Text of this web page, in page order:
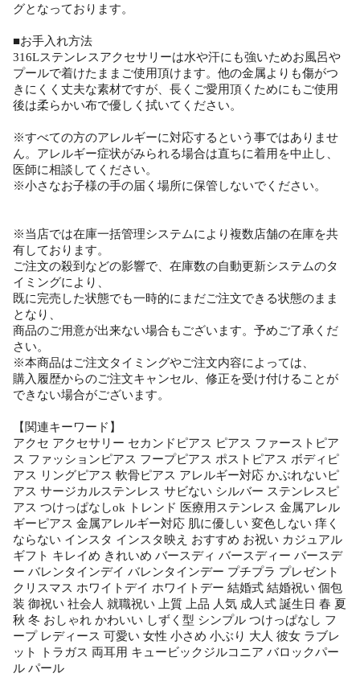
グとなっております。
■お手入れ方法
316Lステンレスアクセサリーは水や汗にも強いためお風呂や
プールで着けたままご使用頂けます。他の金属よりも傷がつ
きにくく丈夫な素材ですが、長くご愛用頂くためにもご使用
後は柔らかい布で優しく拭いてください。
※すべての方のアレルギーに対応するという事ではありませ
ん。アレルギー症状がみられる場合は直ちに着用を中止し、
医師に相談してください。
※小さなお子様の手の届く場所に保管しないでください。
※当店では在庫一括管理システムにより複数店舗の在庫を共
有しております。
ご注文の殺到などの影響で、在庫数の自動更新システムのタ
イミングにより、
既に完売した状態でも一時的にまだご注文できる状態のまま
となり、
商品のご用意が出来ない場合もございます。予めご了承くだ
さい。
※本商品はご注文タイミングやご注文内容によっては、
購入履歴からのご注文キャンセル、修正を受け付けることが
できない場合がございます。
【関連キーワード】
アクセ アクセサリー セカンドピアス ピアス ファーストピア
ス ファッションピアス フープピアス ポストピアス ボディピ
アス リングピアス 軟骨ピアス アレルギー対応 かぶれないピ
アス サージカルステンレス サビない シルバー ステンレスピ
アス つけっぱなしok トレンド 医療用ステンレス 金属アレル
ギーピアス 金属アレルギー対応 肌に優しい 変色しない 痒く
ならない インスタ インスタ映え おすすめ お祝い カジュアル
ギフト キレイめ きれいめ バースディ バースディー バースデ
ー バレンタインデイ バレンタインデー プチプラ プレゼント
クリスマス ホワイトデイ ホワイトデー 結婚式 結婚祝い 個包
装 御祝い 社会人 就職祝い 上質 上品 人気 成人式 誕生日 春 夏
秋 冬 おしゃれ かわいい しずく型 シンプル つけっぱなし フ
ープ レディース 可愛い 女性 小さめ 小ぶり 大人 彼女 ラブレ
ット トラガス 両耳用 キュービックジルコニア バロックパー
ル パール